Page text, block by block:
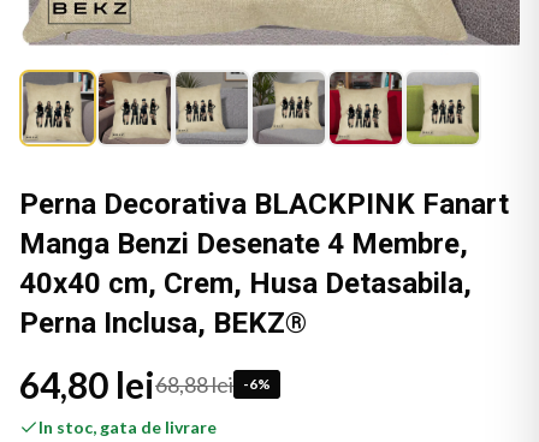
Perna Decorativa BLACKPINK Fanart
Manga Benzi Desenate 4 Membre,
40x40 cm, Crem, Husa Detasabila,
Perna Inclusa, BEKZ®
64,80 lei68,88 lei -6%
In stoc, gata de livrare